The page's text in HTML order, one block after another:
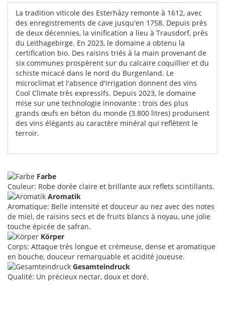
La tradition viticole des Esterházy remonte à 1612, avec
des enregistrements de cave jusqu'en 1758. Depuis près
de deux décennies, la vinification a lieu à Trausdorf, près
du Leithagebirge. En 2023, le domaine a obtenu la
certification bio. Des raisins triés à la main provenant de
six communes prospèrent sur du calcaire coquillier et du
schiste micacé dans le nord du Burgenland. Le
microclimat et l'absence d'irrigation donnent des vins
Cool Climate très expressifs. Depuis 2023, le domaine
mise sur une technologie innovante : trois des plus
grands œufs en béton du monde (3.800 litres) produisent
des vins élégants au caractère minéral qui reflètent le
terroir.
Farbe
Couleur: Robe dorée claire et brillante aux reflets scintillants.
Aromatik
Aromatique: Belle intensité et douceur au nez avec des notes
de miel, de raisins secs et de fruits blancs à noyau, une jolie
touche épicée de safran.
Körper
Corps: Attaque très longue et crémeuse, dense et aromatique
en bouche, douceur remarquable et acidité joueuse.
Gesamteindruck
Qualité: Un précieux nectar, doux et doré.